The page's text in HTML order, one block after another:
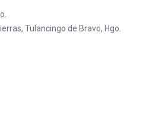
Tulancingo de Bravo, Hgo.